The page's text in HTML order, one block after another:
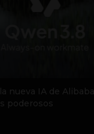
nueva IA de
poderosos